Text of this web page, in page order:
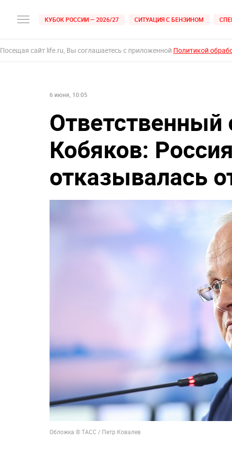
КУБОК РОССИИ — 2026/27 СИТУАЦИЯ С БЕНЗИНОМ
Посещая сайт life.ru, Вы соглашаетесь с приложенной Политикой
6 июня, 10:05
Кобяков:
отказывалась
Обложка © ТАСС / Петр Ковалев